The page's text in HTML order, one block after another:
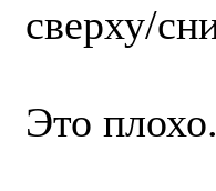
сверху/
Это плохо.